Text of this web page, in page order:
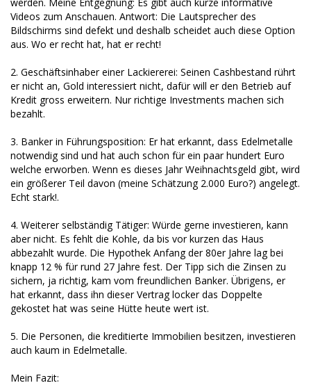
Videos zum Anschauen. Antwort: Die Lautsprecher des
Bildschirms sind defekt und deshalb scheidet auch diese Option
aus. Wo er recht hat, hat er recht!
2. Geschäftsinhaber einer Lackiererei: Seinen Cashbestand rührt
er nicht an, Gold interessiert nicht, dafür will er den Betrieb auf
Kredit gross erweitern. Nur richtige Investments machen sich
bezahlt.
3. Banker in Führungsposition: Er hat erkannt, dass Edelmetalle
notwendig sind und hat auch schon für ein paar hundert Euro
welche erworben. Wenn es dieses Jahr Weihnachtsgeld gibt, wird
ein größerer Teil davon (meine Schätzung 2.000 Euro?) angelegt.
Echt stark!.
4. Weiterer selbständig Tätiger: Würde gerne investieren, kann
aber nicht. Es fehlt die Kohle, da bis vor kurzen das Haus
abbezahlt wurde. Die Hypothek Anfang der 80er Jahre lag bei
knapp 12 % für rund 27 Jahre fest. Der Tipp sich die Zinsen zu
sichern, ja richtig, kam vom freundlichen Banker. Übrigens, er
hat erkannt, dass ihn dieser Vertrag locker das Doppelte
gekostet hat was seine Hütte heute wert ist.
5. Die Personen, die kreditierte Immobilien besitzen, investieren
auch kaum in Edelmetalle.
Mein Fazit: